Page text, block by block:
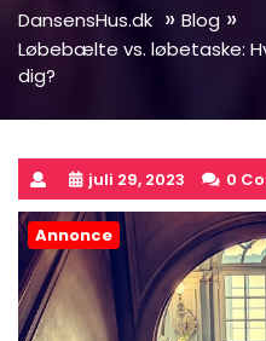
DansensHus.dk » Blog »
Løbebælte vs. løbetaske:
dig?
juli 29, 2023 0
Annonce